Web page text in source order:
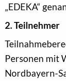
„EDEKA“
2. Teilnehmer
Personen mit
Nordbayern-